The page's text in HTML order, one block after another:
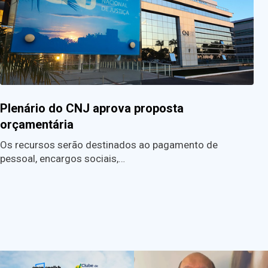
Plenário do CNJ aprova proposta
orçamentária
Os recursos serão destinados ao pagamento de
pessoal, encargos sociais,…